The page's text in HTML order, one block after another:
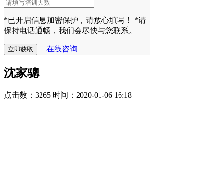
*已开启信息加密保护，请放心填写！
*请
保持电话通畅，我们会尽快与您联系。
在线咨询
沈家骢
点击数：3265 时间：2020-01-06 16:18